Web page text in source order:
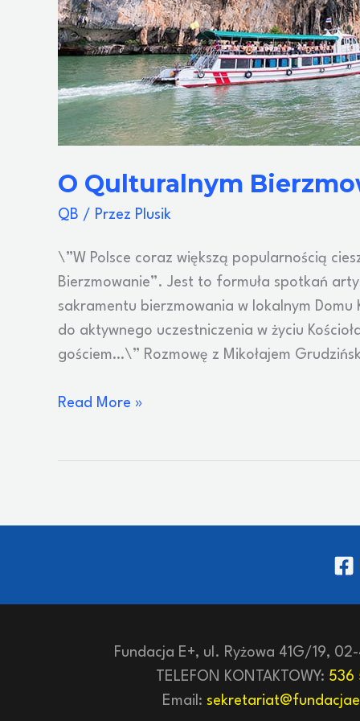
O Qulturalnym
QB / Przez Plusik
\”W Polsce coraz większą popularnością
Bierzmowanie”. Jest to formuła spotkań
sakramentu bierzmowania w lokalnym Domu
do aktywnego uczestniczenia w życiu
gościem…\” Rozmowę z Mikołajem
O
Viktoria
Read More »
Fundacja E+, ul. Ryżowa 41G/19, 02-
TELEFON KONTAKTOWY: 536
Email: